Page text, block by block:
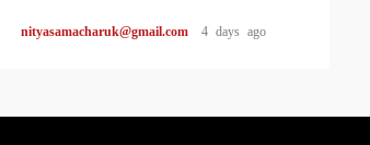
nityasamacharuk@gmail.com 4 days ago